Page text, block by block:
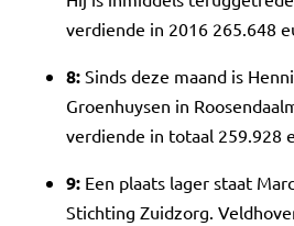
verdiende in 2016 265.648
8: Sinds deze maand is
Groenhuysen in
verdiende in totaal 259.928
9: Een plaats lager staat
Stichting Zuidzorg.